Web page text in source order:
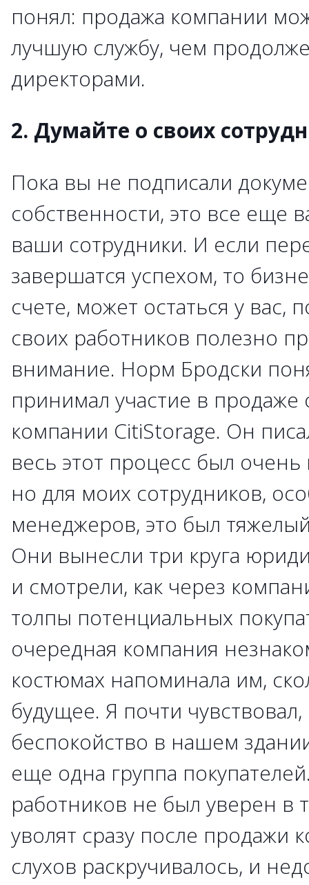
понял: продажа компании
лучшую службу, чем
директорами.
2. Думайте о своих
Пока вы не подписали
собственности, это все еще
ваши сотрудники. И если
завершатся успехом, то
счете, может остаться у вас,
своих работников полезно
внимание. Норм Бродски
принимал участие в
компании CitiStorage. Он
весь этот процесс был
но для моих сотрудников,
менеджеров, это был
Они вынесли три круга
и смотрели, как через
толпы потенциальных
очередная компания
костюмах напоминала им,
будущее. Я почти чувствовал,
беспокойство в нашем
еще одна группа
работников не был уверен в
уволят сразу после продажи
слухов раскручивалось, и